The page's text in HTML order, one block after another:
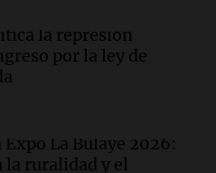
encubrimiento
de fieles llegan a Liniers
la represión
por la ley de
La Bulaye 2026:
la ruralidad y el